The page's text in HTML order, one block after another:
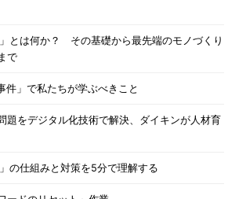
」とは何か？ その基礎から最先端のモノづくり
で
件」で私たちが学ぶべきこと
題をデジタル化技術で解決、ダイキンが人材育
の仕組みと対策を5分で理解する